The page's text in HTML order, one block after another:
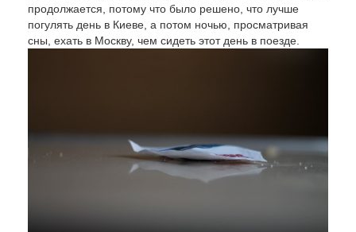
продолжается, потому что было решено, что лучше
погулять день в Киеве, а потом ночью, просматривая
сны, ехать в Москву, чем сидеть этот день в поезде.